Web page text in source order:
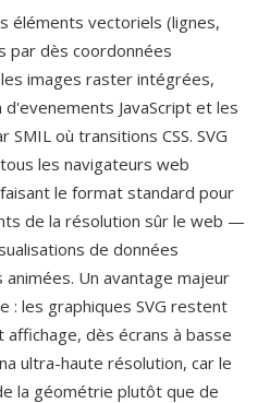
éléments vectoriels (lignes,
par dès coordonnées
images raster intégrées,
JavaScript et les
où transitions CSS. SVG
les navigateurs web
le format standard pour
de la résolution sûr le web —
de données
Un avantage majeur
: les graphiques SVG restent
dès écrans à basse
ultra-haute résolution, car le
la géométrie plutôt que de